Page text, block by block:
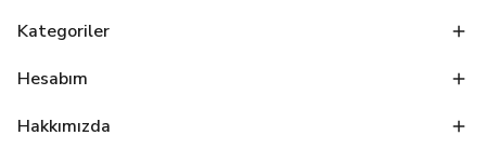
Kategoriler
Hesabım
Hakkımızda